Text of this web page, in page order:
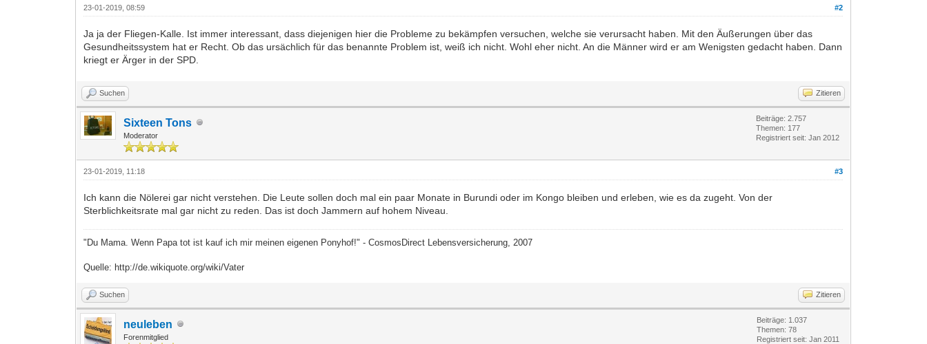
#2
23-01-2019, 08:59
Ja ja der Fliegen-Kalle. Ist immer interessant, dass diejenigen hier die Probleme zu bekämpfen versuchen, welche sie verursacht haben. Mit den Äußerungen über das
Gesundheitssystem hat er Recht. Ob das ursächlich für das benannte Problem ist, weiß ich nicht. Wohl eher nicht. An die Männer wird er am Wenigsten gedacht haben. Dann
kriegt er Ärger in der SPD.
Suchen Zitieren
Sixteen Tons
Moderator
Beiträge: 2.757
Themen: 177
Registriert seit: Jan 2012
#3
23-01-2019, 11:18
Ich kann die Nölerei gar nicht verstehen. Die Leute sollen doch mal ein paar Monate in Burundi oder im Kongo bleiben und erleben, wie es da zugeht. Von der
Sterblichkeitsrate mal gar nicht zu reden. Das ist doch Jammern auf hohem Niveau.
"Du Mama. Wenn Papa tot ist kauf ich mir meinen eigenen Ponyhof!" - CosmosDirect Lebensversicherung, 2007
Quelle: http://de.wikiquote.org/wiki/Vater
Suchen Zitieren
neuleben
Forenmitglied
Beiträge: 1.037
Themen: 78
Registriert seit: Jan 2011